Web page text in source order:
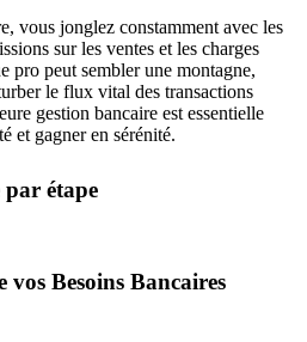
vous jonglez constamment avec les
sur les ventes et les charges
pro peut sembler une montagne,
le flux vital des transactions
gestion bancaire est essentielle
et gagner en sérénité.
étape
Besoins Bancaires